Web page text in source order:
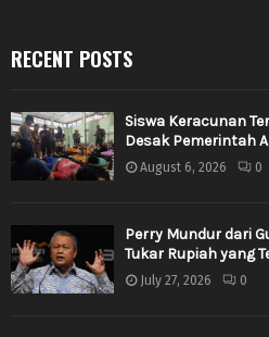
RECENT POSTS
Siswa Keracunan
Desak Pemerintah
August 6, 2026 0
Perry Mundur dari
Tukar Rupiah yang
July 27, 2026 0